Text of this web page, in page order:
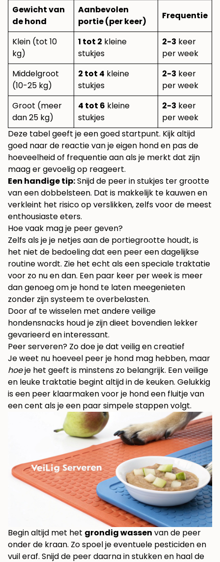
Gewicht van
de hond
Aanbevolen
portie (per keer)
Frequentie
Klein (tot 10
kg)
1 tot 2 kleine
stukjes
2-3 keer
per week
Middelgroot
(10-25 kg)
2 tot 4 kleine
stukjes
2-3 keer
per week
Groot (meer
dan 25 kg)
4 tot 6 kleine
stukjes
2-3 keer
per week
Deze tabel geeft je een goed startpunt. Kijk altijd
goed naar de reactie van je eigen hond en pas de
hoeveelheid of frequentie aan als je merkt dat zijn
maag er gevoelig op reageert.
Een handige tip:Snijd de peer in stukjes ter grootte
van een dobbelsteen. Dat is makkelijk te kauwen en
verkleint het risico op verslikken, zelfs voor de meest
enthousiaste eters.
Hoe vaak mag je peer geven?
Zelfs als je je netjes aan de portiegrootte houdt, is
het niet de bedoeling dat een peer een dagelijkse
routine wordt. Zie het echt als een speciale traktatie
voor zo nu en dan. Een paar keer per week is meer
dan genoeg om je hond te laten meegenieten
zonder zijn systeem te overbelasten.
Door af te wisselen met andere veilige
hondensnacks houd je zijn dieet bovendien lekker
gevarieerd en interessant.
Peer serveren? Zo doe je dat veilig en creatief
Je weet nu hoeveel peer je hond mag hebben, maar
hoeje het geeft is minstens zo belangrijk. Een veilige
en leuke traktatie begint altijd in de keuken. Gelukkig
is een peer klaarmaken voor je hond een fluitje van
een cent als je een paar simpele stappen volgt.
Begin altijd met het grondig wassen van de peer
onder de kraan. Zo spoel je eventuele pesticiden en
vuil eraf. Snijd de peer daarna in stukken en haal de